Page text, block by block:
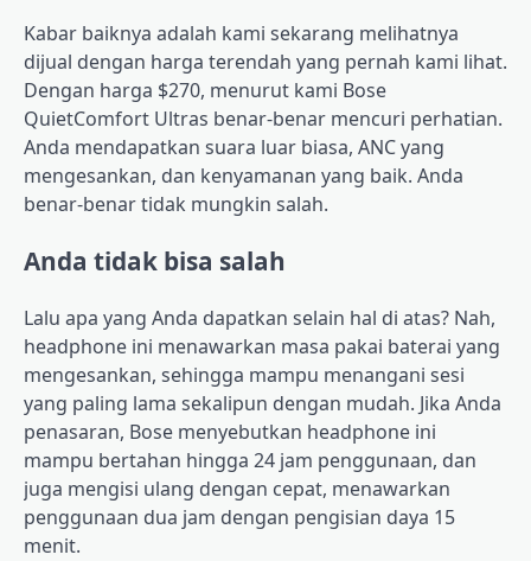
Kabar baiknya adalah kami sekarang melihatnya
dijual dengan harga terendah yang pernah kami lihat.
Dengan harga $270, menurut kami Bose
QuietComfort Ultras benar-benar mencuri perhatian.
Anda mendapatkan suara luar biasa, ANC yang
mengesankan, dan kenyamanan yang baik. Anda
benar-benar tidak mungkin salah.
Anda tidak bisa salah
Lalu apa yang Anda dapatkan selain hal di atas? Nah,
headphone ini menawarkan masa pakai baterai yang
mengesankan, sehingga mampu menangani sesi
yang paling lama sekalipun dengan mudah. Jika Anda
penasaran, Bose menyebutkan headphone ini
mampu bertahan hingga 24 jam penggunaan, dan
juga mengisi ulang dengan cepat, menawarkan
penggunaan dua jam dengan pengisian daya 15
menit.